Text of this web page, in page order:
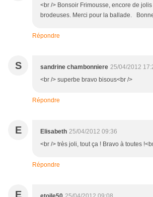
<br /> Bonsoir Frimousse, encore de
brodeuses. Merci pour la ballade.
Répondre
S sandrine chambonniere 25/04/2012
<br /> superbe bravo bisous<br />
Répondre
E Elisabeth 25/04/2012 09:36
<br /> très joli, tout ça ! Bravo à toutes
Répondre
E